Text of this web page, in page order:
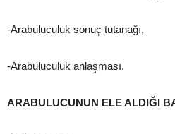
-Arabuluculuk sonuç tutanağı,
-Arabuluculuk anlaşması.
ARABULUCUNUN ELE ALDIĞI